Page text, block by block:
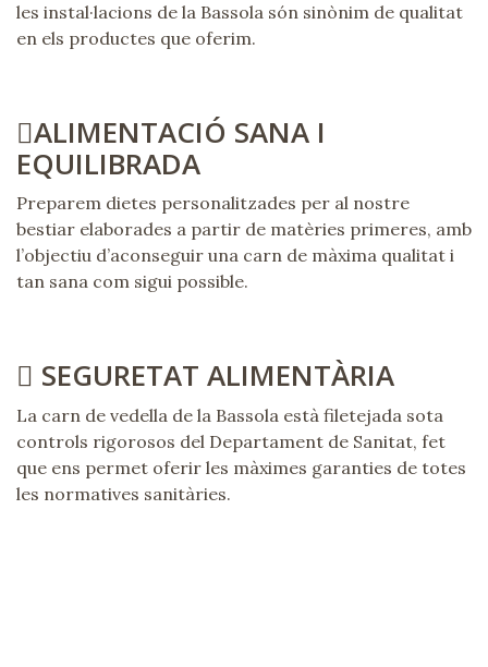
les instal·lacions de la Bassola són sinònim de qualitat
en els productes que oferim.
ALIMENTACIÓ SANA I
EQUILIBRADA
Preparem dietes personalitzades per al nostre
bestiar elaborades a partir de matèries primeres, amb
l’objectiu d’aconseguir una carn de màxima qualitat i
tan sana com sigui possible.
SEGURETAT ALIMENTÀRIA
La carn de vedella de la Bassola està filetejada sota
controls rigorosos del Departament de Sanitat, fet
que ens permet oferir les màximes garanties de totes
les normatives sanitàries.